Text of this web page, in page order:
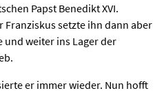
Papst Benedikt XVI.
Franziskus setzte ihn dann aber
und weiter ins Lager der
er immer wieder. Nun hofft